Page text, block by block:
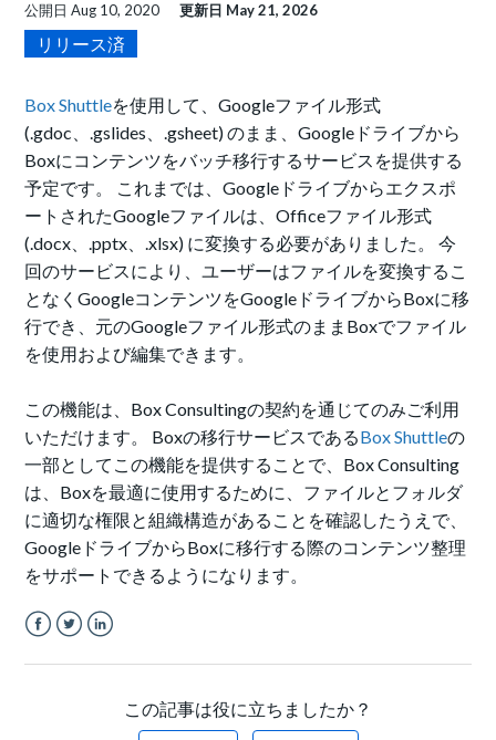
公開日Aug 10, 2020 更新日 May 21, 2026
リリース済
Box Shuttleを使用して、Googleファイル形式
(.gdoc、.gslides、.gsheet) のまま、Googleドライブから
Boxにコンテンツをバッチ移行するサービスを提供する
予定です。 これまでは、Google ドライブからエクスポ
ートされたGoogleファイルは、Officeファイル形式
(.docx、.pptx、.xlsx) に変換する必要がありました。 今
回のサービスにより、ユーザーはファイルを変換するこ
となくGoogleコンテンツをGoogle ドライブからBoxに移
行でき、元のGoogleファイル形式のままBoxでファイル
を使用および編集できます。
この機能は、Box Consultingの契約を通じてのみご利用
いただけます。 Boxの移行サービスであるBox Shuttleの
一部としてこの機能を提供することで、Box Consulting
は、Boxを最適に使用するために、ファイルとフォルダ
に適切な権限と組織構造があることを確認したうえで、
GoogleドライブからBoxに移行する際のコンテンツ整理
をサポートできるようになります。
この記事は役に立ちましたか？